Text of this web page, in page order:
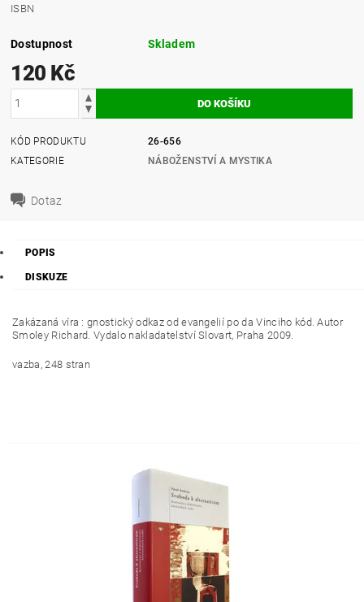
ISBN
Dostupnost Skladem
120 Kč
KÓD PRODUKTU
26-656
KATEGORIE
NÁBOŽENSTVÍ A MYSTIKA
Dotaz
POPIS
DISKUZE
Zakázaná víra : gnostický odkaz od evangelií po da Vinciho kód. Autor
Smoley Richard. Vydalo nakladatelství Slovart, Praha 2009.
vazba, 248 stran